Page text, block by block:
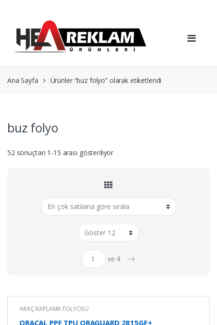
navigation
content
Ana Sayfa Ürünler “buz folyo” olarak etiketlendi
buz folyo
52 sonuçtan 1-15 arası gösteriliyorPopülerliğe
ve 4 →
ARAÇ KAPLAMA FOLYOSU
ORACAL PPF TPU ORAGUARD 2815GF+